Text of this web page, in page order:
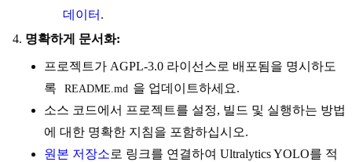
데이터 .
명확하게 문서화:
프로젝트가 AGPL-3.0 라이선스로 배포됨을 명시하도
록
README.md 을 업데이트하세요.
소스 코드에서 프로젝트를 설정, 빌드 및 실행하는 방법
에 대한 명확한 지침을 포함하십시오.
원본 저장소로 링크를 연결하여 Ultralytics YOLO를 적